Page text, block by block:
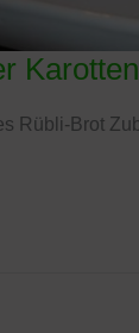
Rübli-Brot